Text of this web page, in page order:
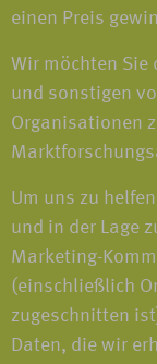
einen Preis
Wir möchten Sie
und sonstigen
Organisationen
Um uns zu
und in der Lage
Marketing-
(einschließlich
zugeschnitten
Daten, die wir